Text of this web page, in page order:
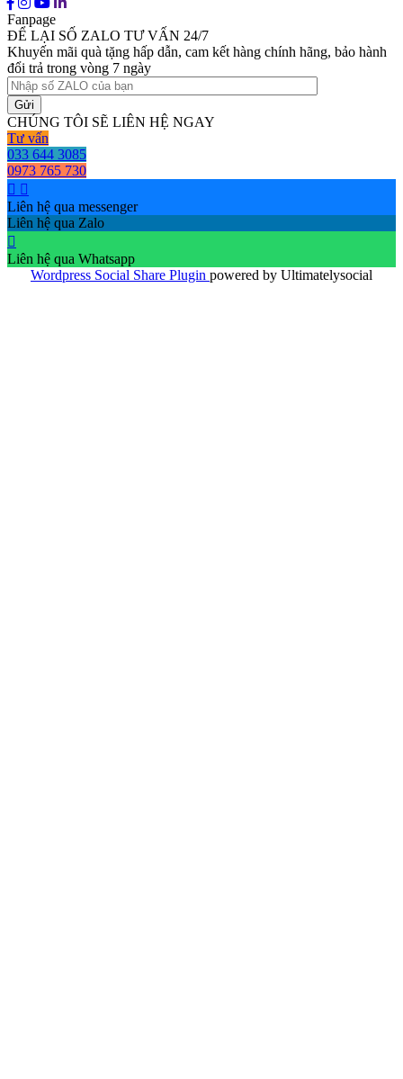
Fanpage
ĐỂ LẠI SỐ ZALO TƯ VẤN 24/7
Khuyến mãi quà tặng hấp dẫn, cam kết hàng chính hãng, bảo hành
đổi trả trong vòng 7 ngày
CHÚNG TÔI SẼ LIÊN HỆ NGAY
Tư vấn
033 644 3085
0973 765 730
Liên hệ qua messenger
Liên hệ qua Zalo
Liên hệ qua Whatsapp
Wordpress Social Share Plugin powered by Ultimatelysocial